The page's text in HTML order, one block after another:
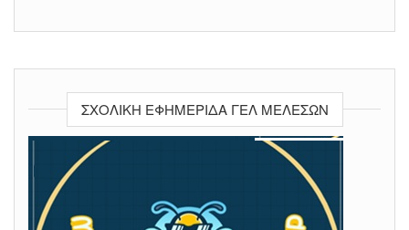
ΣΧΟΛΙΚΉ ΕΦΗΜΕΡΊΔΑ ΓΕΛ ΜΕΛΕΣΩΝ